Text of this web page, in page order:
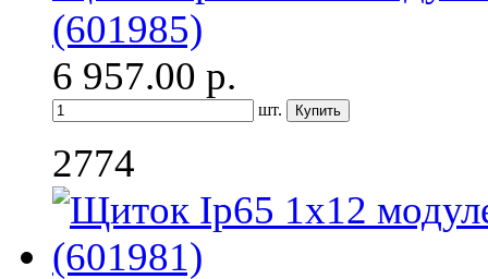
(601985)
6 957.00 р.
шт.
2774